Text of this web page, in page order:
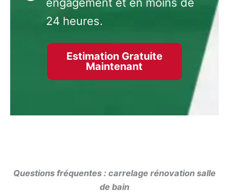
24 heures.
Estimation Gratuite
Maintenant
Questions fréquentes : carrelage rénovation salle
de bain